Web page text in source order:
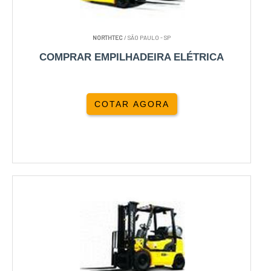
NORTHTEC/ SÃO PAULO - SP
COMPRAR EMPILHADEIRA ELÉTRICA
COTAR AGORA